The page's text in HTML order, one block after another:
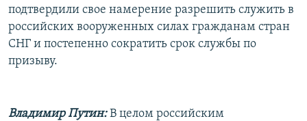
подтвердили свое намерение разрешить служить в
российских вооруженных силах гражданам стран
СНГ и постепенно сократить срок службы по
призыву.
Владимир Путин:В целом российским